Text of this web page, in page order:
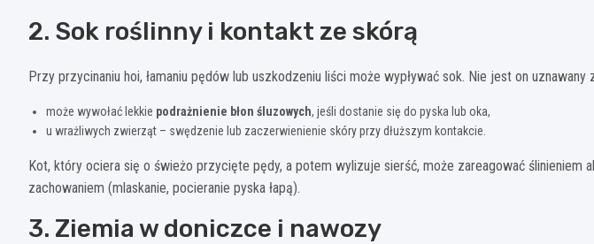
2. Sok roślinny i kontakt ze skórą
Przy przycinaniu hoi, łamaniu pędów lub uszkodzeniu liści może wypływać sok. Nie jest on uznawany
może wywołać lekkie podrażnienie błon śluzowych, jeśli dostanie się do pyska lub oka,
u wrażliwych zwierząt – swędzenie lub zaczerwienienie skóry przy dłuższym kontakcie.
Kot, który ociera się o świeżo przycięte pędy, a potem wylizuje sierść, może zareagować ślinieniem
zachowaniem (mlaskanie, pocieranie pyska łapą).
3. Ziemia w doniczce i nawozy